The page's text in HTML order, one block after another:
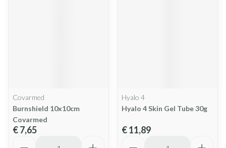
Covarmed
Burnshield 10x10cm
Covarmed
€ 7,65
Hyalo 4
Hyalo 4 Skin Gel Tube 30g
€ 11,89